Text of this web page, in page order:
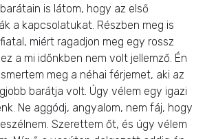
is látom, hogy az első
a kapcsolatukat. Részben meg is
miért ragadjon meg egy rossz
a mi időnkben nem volt jellemző. Én
meg a néhai férjemet, aki az
barátja volt. Úgy vélem egy igazi
Ne aggódj, angyalom, nem fáj, hogy
Szerettem őt, és úgy vélem